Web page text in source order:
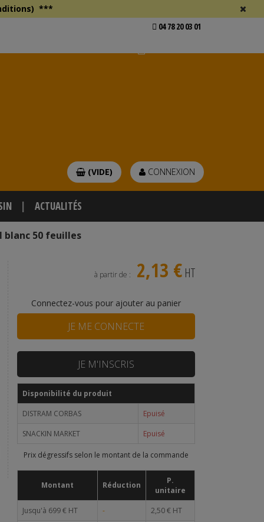
***
04 78 20 03 01
CONNEXION
(VIDE)
ACTUALITÉS
blanc 50 feuilles
à partir de : 2,13 € HT
Connectez-vous pour ajouter au panier
JE ME CONNECTE
JE M'INSCRIS
Disponibilité du produit
DISTRAM CORBAS
Epuisé
SNACKIN MARKET
Epuisé
Prix dégressifs selon le montant de la commande
Montant Réduction
P.
unitaire
Jusqu'à 699 € HT
-
2,50 € HT